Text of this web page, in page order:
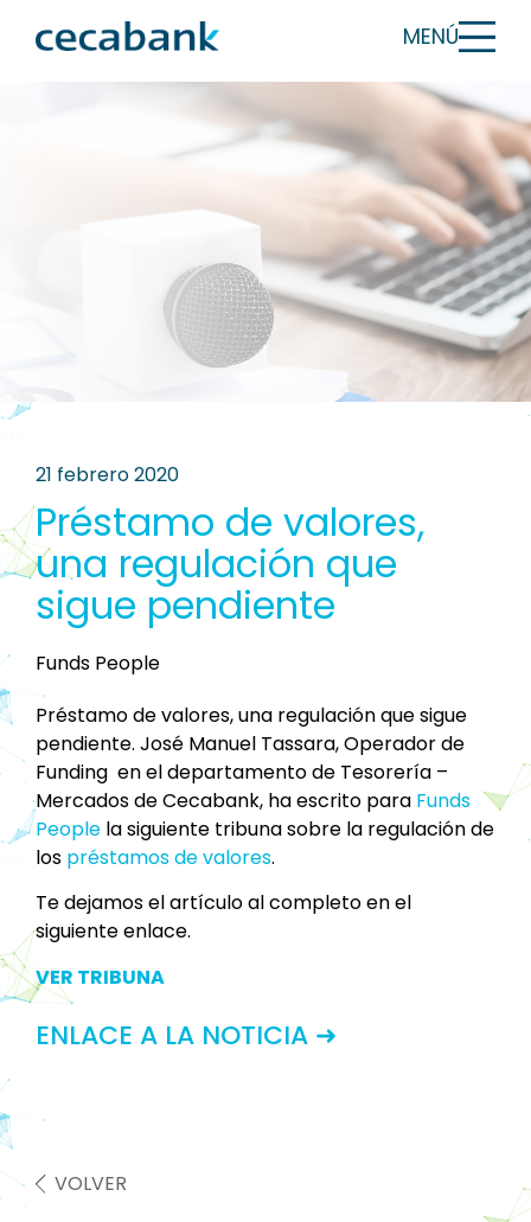
MENÚ
21 febrero 2020
Préstamo de valores,
una regulación que
sigue pendiente
Funds People
Préstamo de valores, una regulación que sigue
pendiente. José Manuel Tassara, Operador de
Funding en el departamento de Tesorería –
Mercados de Cecabank, ha escrito para Funds
People la siguiente tribuna sobre la regulación de
los préstamos de valores.
Te dejamos el artículo al completo en el
siguiente enlace.
VER TRIBUNA
ENLACE A LA NOTICIA ➜
VOLVER